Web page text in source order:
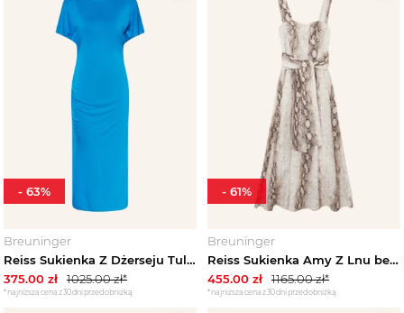
Breuninger
Reiss Sukienka Z Dżerseju Tulia blau NIEBIESKI
375.00 zł 1025.00zł*
*najniższa cena z 30 dni przed obniżką
- 63%
Breuninger
Reiss Sukienka Amy Z Lnu beige
455.00 zł 1165.00zł*
*najniższa cena z 30 dni przed obniżką
- 61%